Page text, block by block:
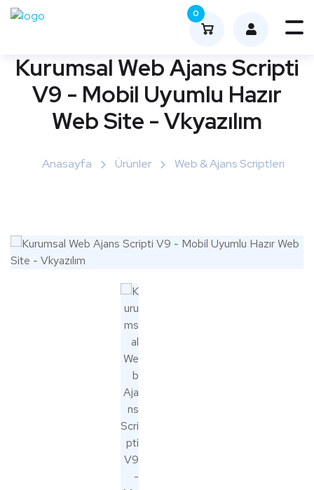
0
Me
nüy
ü
Kurumsal Web Ajans Scripti
V9 - Mobil Uyumlu Hazır
Web Site - Vkyazılım
Anasayfa Ürünler Web & Ajans Scriptleri